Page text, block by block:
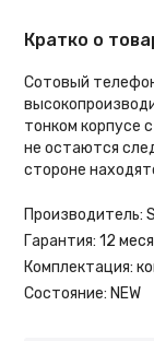
Кратко о
Сотовый
тонком корпусе
не остаются
стороне
Производитель:
Гарантия: 12
Комплектация:
Состояние: NEW